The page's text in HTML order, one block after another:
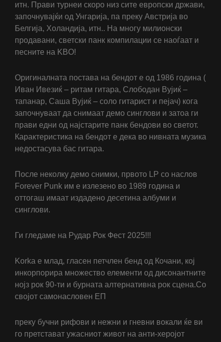
итн. Прави турнеи скоро низ сите европски држави,
започнувајќи од Унгарија, па преку Австрија во
Белгија, Холандија, итн.. На многу милионски
продавани, светски панк компилации се наоѓаат и
песните на KBO!
Оригиналната постава на бендот е од 1986 година (
Иван Ивезиќ – ритам гитара, Слободан Вујиќ –
тапанар, Саша Вујиќ – сoло гитарист и пејач) кога
започнуваат да снимаат демо синглови и затоа ги
прави едни од најстарите панк бендови во светот.
Карактеристика на бендот е дека во нивната музика
недостасува бас гитара.
После неколку демо снимки, првото LP со наслов
Forever Punk им е излезено во 1989 година и
оттогаш имаат издадено десетина албуми и
синглови.
Ги гледаме на Рудар Рок Фест 2025!!!
Korka е млад, гласен петчлен бенд од Кочани, кој
инкорпорира множество елементи од дисонантните
нојз рок 90-ти и бурната алтернативна рок сцена.Со
својот самонасловен ЕП
преку бучни рифови и нежни и гневни вокали ќе ви
го претстават ужасниот живот на анти-херојот